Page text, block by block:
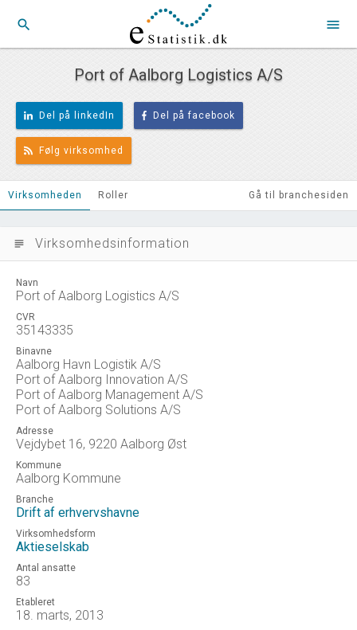
search menu
Port of Aalborg Logistics A/S
Del på linkedIn Del på facebook
Følg virksomhed
Virksomheden Roller Gå til branchesiden
subject Virksomhedsinformation
Navn
Port of Aalborg Logistics A/S
CVR
35143335
Binavne
Aalborg Havn Logistik A/S
Port of Aalborg Innovation A/S
Port of Aalborg Management A/S
Port of Aalborg Solutions A/S
Adresse
Vejdybet 16, 9220 Aalborg Øst
Kommune
Aalborg Kommune
Branche
Drift af erhvervshavne
Virksomhedsform
Aktieselskab
Antal ansatte
83
Etableret
18. marts, 2013